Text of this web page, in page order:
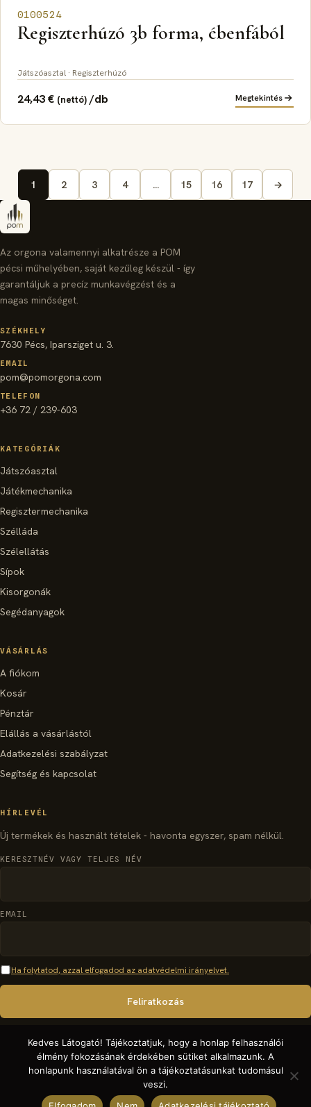
0100524
Regiszterhúzó 3b forma, ébenfából
Játszóasztal · Regiszterhúzó
24,43€ (nettó) /db Megtekintés
1 2 3 4 … 15 16 17 →
Az orgona valamennyi alkatrésze a POM
pécsi műhelyében, saját kezűleg készül - így
garantáljuk a precíz munkavégzést és a
magas minőséget.
SZÉKHELY
7630 Pécs, Iparsziget u. 3.
EMAIL
pom@pomorgona.com
TELEFON
+36 72 / 239-603
KATEGÓRIÁK
Játszóasztal
Játékmechanika
Regisztermechanika
Szélláda
Szélellátás
Sípok
Kisorgonák
Segédanyagok
VÁSÁRLÁS
A fiókom
Kosár
Pénztár
Elállás a vásárlástól
Adatkezelési szabályzat
Segítség és kapcsolat
HÍRLEVÉL
Új termékek és használt tételek - havonta egyszer, spam nélkül.
KERESZTNÉV VAGY TELJES NÉV
EMAIL
Ha folytatod, azzal elfogadod az adatvédelmi irányelvet.
© 2026 organparts.info · Pécsi Orgonaépítő Manufaktúra Kft. - Minden jog
Kedves Látogató! Tájékoztatjuk, hogy a honlap felhasználói
élmény fokozásának érdekében sütiket alkalmazunk. A
honlapunk használatával ön a tájékoztatásunkat tudomásul
veszi.